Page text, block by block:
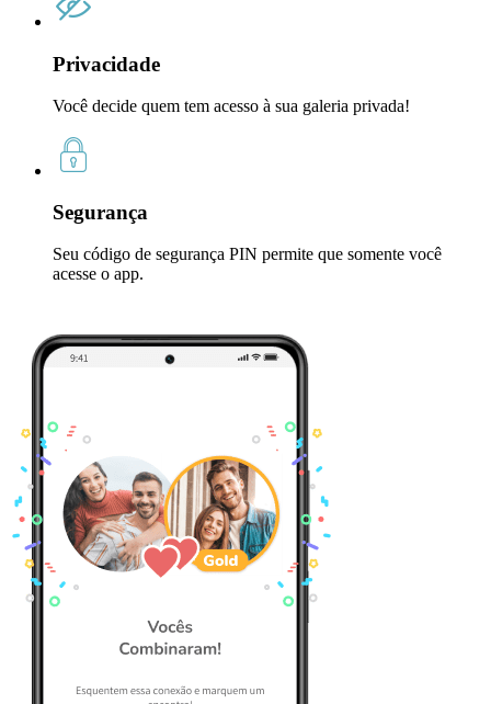
Privacidade
Você decide quem tem acesso à sua galeria privada!
Segurança
Seu código de segurança PIN permite que somente você
acesse o app.